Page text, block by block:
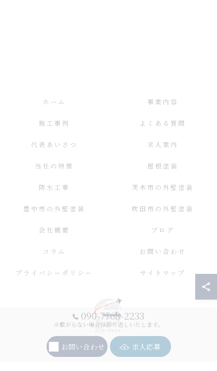
090-7768-2233
※繋がらない場合は折り返しいたします。
お問い合わせ 求人応募
ホーム 事業内容
施工事例 よくある質問
代表あいさつ 求人案内
当社の特徴 屋根塗装
防水工事 茨木市の外壁塗装
豊中市の外壁塗装 吹田市の外壁塗装
会社概要 ブログ
コラム お問い合わせ
プライバシーポリシー サイトマップ
© 2026 大阪の外壁塗装ならエンタープライズ ALL RIGHTS RESERVED.